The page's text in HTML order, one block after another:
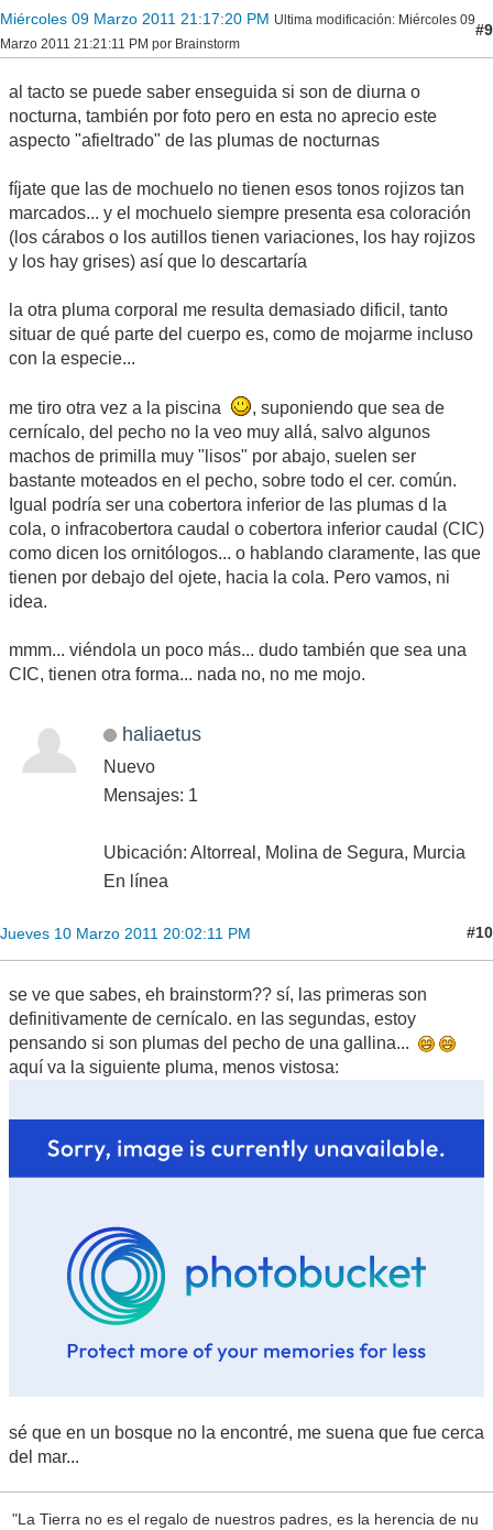
Miércoles 09 Marzo 2011 21:17:20 PM Ultima modificación: Miércoles 09
Marzo 2011 21:21:11 PM por Brainstorm
#9
al tacto se puede saber enseguida si son de diurna o
nocturna, también por foto pero en esta no aprecio este
aspecto "afieltrado" de las plumas de nocturnas
fíjate que las de mochuelo no tienen esos tonos rojizos tan
marcados... y el mochuelo siempre presenta esa coloración
(los cárabos o los autillos tienen variaciones, los hay rojizos
y los hay grises) así que lo descartaría
la otra pluma corporal me resulta demasiado dificil, tanto
situar de qué parte del cuerpo es, como de mojarme incluso
con la especie...
me tiro otra vez a la piscina
, suponiendo que sea de
cernícalo, del pecho no la veo muy allá, salvo algunos
machos de primilla muy "lisos" por abajo, suelen ser
bastante moteados en el pecho, sobre todo el cer. común.
Igual podría ser una cobertora inferior de las plumas d la
cola, o infracobertora caudal o cobertora inferior caudal (CIC)
como dicen los ornitólogos... o hablando claramente, las que
tienen por debajo del ojete, hacia la cola. Pero vamos, ni
idea.
mmm... viéndola un poco más... dudo también que sea una
CIC, tienen otra forma... nada no, no me mojo.
haliaetus
Nuevo
Mensajes: 1
Ubicación: Altorreal, Molina de Segura, Murcia
En línea
Jueves 10 Marzo 2011 20:02:11 PM #10
se ve que sabes, eh brainstorm?? sí, las primeras son
definitivamente de cernícalo. en las segundas, estoy
pensando si son plumas del pecho de una gallina...
aquí va la siguiente pluma, menos vistosa:
sé que en un bosque no la encontré, me suena que fue cerca
del mar...
"La Tierra no es el regalo de nuestros padres, es la herencia de nu